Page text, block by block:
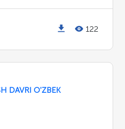
122
DAVRI O'ZBEK